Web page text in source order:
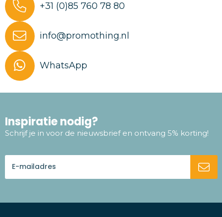
+31 (0)85 760 78 80
info@promothing.nl
WhatsApp
Inspiratie nodig?
Schrijf je in voor de nieuwsbrief en ontvang 5% korting!